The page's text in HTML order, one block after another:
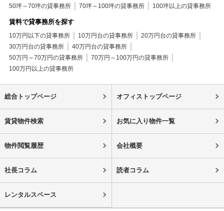
50坪～70坪の貸事務所
70坪～100坪の貸事務所 100坪以上の貸事務所
賃料で貸事務所を探す
10万円以下の貸事務所 10万円台の貸事務所
20万円台の貸事務所
30万円台の貸事務所
40万円台の貸事務所
50万円～70万円の貸事務所
70万円～100万円の貸事務所
100万円以上の貸事務所
総合トップページ オフィストップページ
賃貸物件検索 お気に入り物件一覧
物件閲覧履歴 会社概要
社長コラム 読者コラム
レンタルスペース